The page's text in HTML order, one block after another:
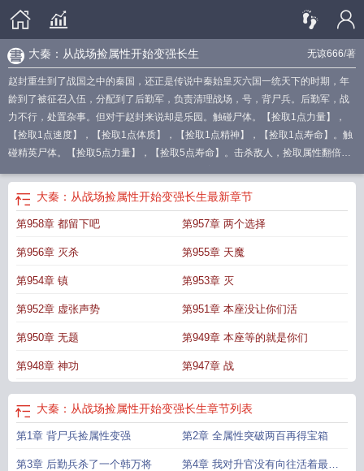
无谅666/著
大秦：从战场捡属性开始变强长生
赵封重生到了战国之中的秦国，还正是传说中秦始皇灭六国一统天下的时期，年
龄到了被征召入伍，分配到了后勤军，负责清理战场，号，背尸兵。后勤军，战
力不行，处置杂事。但对于赵封来说却是乐园。触碰尸体。【捡取1点力量】，
【捡取1点速度】，【捡取1点体质】，【捡取1点精神】，【捡取1点寿命】。触
碰精英尸体。【捡取5点力量】，【捡取5点寿命】。击杀敌人，捡取属性翻倍。
拳可破城门，一拳可碎山峦，依靠着捡取的寿命，甚至长生不死。赵封感觉，这
后勤兵很香！本书又名【从捡属性开始无敌】，【洪荒大秦，我剑取仙神属
性】，【大秦：从捡属性变强长生】！……大秦从战场捡属性开始变强长生章节
秦从战场捡属性开始变强长生TXT
大秦从拥兵自重开从大秦开始穿越
始拥兵自重大秦从摊牌成为战神开始 大秦从小兵开始的
点大秦从战场捡属性开始变强长生网
大秦从战场捡属性开始变强长生 作者天谅
666大秦从战场捡属性开始变强长生 无谅666大秦从小兵开始大秦从登基开始
场捡属性开始变强长生笔趣阁
大秦从佣兵自重开始大秦从战场捡属性开始变强
长生起点从大秦开始行走 大秦从战场捡属性开始变强长生 笔趣阁大秦从战场
捡属性开始变强长生免费大秦从紫兰轩开始捡卡成神免费阅读
性开始变强长生女主从大秦开始做选择大秦从摊牌成为战神开始免费阅读从大
秦开始的长生之旅大秦从战场捡属性开始变强长生百度百科大秦从签到大秦之
从小兵到无敌战神
大秦从战场捡属性开始变强长生漫画 大秦从拥兵自重开始
大秦：从战场捡属性开始变强长生最新章节
第958章 都留下吧 第957章 两个选择
第956章 灭杀 第955章 天魔
第954章 镇 第953章 灭
第952章 虚张声势 第951章 本座没让你们活
第950章 无题 第949章 本座等的就是你们
第948章 神功 第947章 战
大秦：从战场捡属性开始变强长生章节列表
第1章 背尸兵捡属性变强 第2章 全属性突破两百再得宝箱
第3章 后勤兵杀了一个韩万将 第4章 我对升官没有向往活着最重